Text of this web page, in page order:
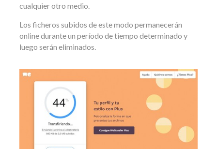
cualquier otro medio.
Los ficheros subidos de este modo permanecerán
online durante un período de tiempo determinado y
luego serán eliminados.